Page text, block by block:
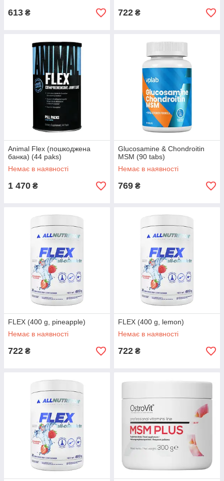
613 ₴ 722 ₴
Animal Flex (пошкоджена
банка) (44 paks)
Немає в наявності
1 470 ₴
Glucosamine & Chondroitin
MSM (90 tabs)
Немає в наявності
769 ₴
FLEX (400 g, pineapple)
Немає в наявності
722 ₴
FLEX (400 g, lemon)
Немає в наявності
722 ₴